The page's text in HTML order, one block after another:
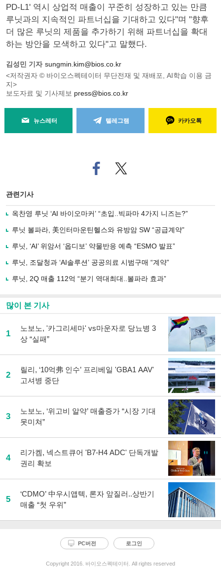
PD-L1' 역시 상업적 매출이 꾸준히 성장하고 있는 만큼
루닛과의 지속적인 파트너십을 기대하고 있다"며 "향후
더 많은 루닛의 제품을 추가하기 위해 파트너십을 확대
하는 방안을 모색하고 있다"고 말했다.
김성민 기자 sungmin.kim@bios.co.kr
<저작권자 © 바이오스펙테이터 무단전재 및 재배포, AI학습 이용 금
지>
보도자료 및 기사제보 press@bios.co.kr
뉴스레터 텔레그램 카카오톡
페
이
로
기
사
유
기
트위
터로
관련기사
옥찬영 루닛 ‘AI 바이오마커’ “초입..빅파마 4가지 니즈는?”
루닛 볼파라, 美인터마운틴헬스와 유방암 SW “공급계약”
루닛, ‘AI’ 위암서 ‘옵디보’ 약물반응 예측 “ESMO 발표”
루닛, 조달청과 ‘AI솔루션’ 공공의료 시범구매 “계약”
루닛, 2Q 매출 112억 “분기 역대최대..볼파라 효과”
많이 본 기사
1
노보노, '카그리세마' vs마운자로 당뇨병 3
상 “실패”
2
릴리, ‘10억弗 인수’ 프리베일 'GBA1 AAV'
고셔병 중단
3
노보노, ‘위고비 알약’ 매출증가 “시장 기대
못미쳐”
4
리가켐, 넥스트큐어 'B7-H4 ADC' 단독개발
권리 확보
5
‘CDMO’ 中우시앱텍, 론자 앞질러..상반기
매출 “첫 우위”
PC버전 로그인
Copyright 2016. 바이오스펙테이터. All rights reserved